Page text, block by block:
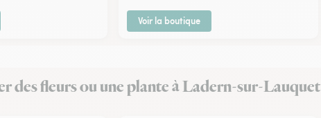
Voir la boutique
des fleurs ou une plante à Ladern-sur-Lauquet